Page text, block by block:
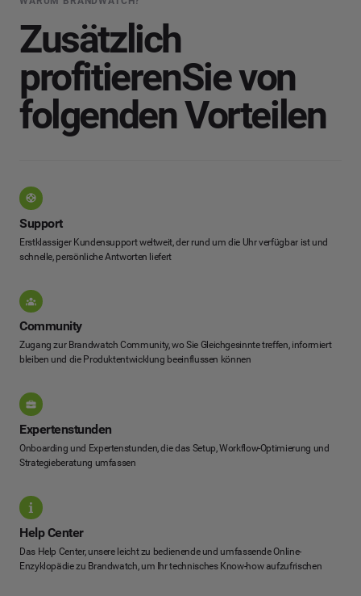
Zusätzlich
profitierenSie von
folgenden Vorteilen
Support
Erstklassiger Kundensupport weltweit, der rund um die Uhr verfügbar ist und
schnelle, persönliche Antworten liefert
Community
Zugang zur Brandwatch Community, wo Sie Gleichgesinnte treffen, informiert
bleiben und die Produktentwicklung beeinflussen können
Expertenstunden
Onboarding und Expertenstunden, die das Setup, Workflow-Optimierung und
Strategieberatung umfassen
Help Center
Das Help Center, unsere leicht zu bedienende und umfassende Online-
Enzyklopädie zu Brandwatch, um Ihr technisches Know-how aufzufrischen